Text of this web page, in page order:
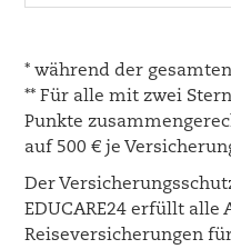
* während der
** Für alle mit zwei
Punkte
auf 500 € je
Der
EDUCARE24 erfüllt alle
Reiseversicherungen